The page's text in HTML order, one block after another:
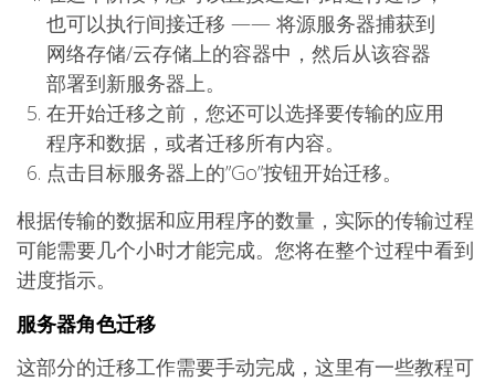
也可以执行间接迁移 —— 将源服务器捕获到
网络存储/云存储上的容器中，然后从该容器
部署到新服务器上。
在开始迁移之前，您还可以选择要传输的应用
程序和数据，或者迁移所有内容。
点击目标服务器上的”Go”按钮开始迁移。
根据传输的数据和应用程序的数量，实际的传输过程
可能需要几个小时才能完成。您将在整个过程中看到
进度指示。
服务器角色迁移
这部分的迁移工作需要手动完成，这里有一些教程可